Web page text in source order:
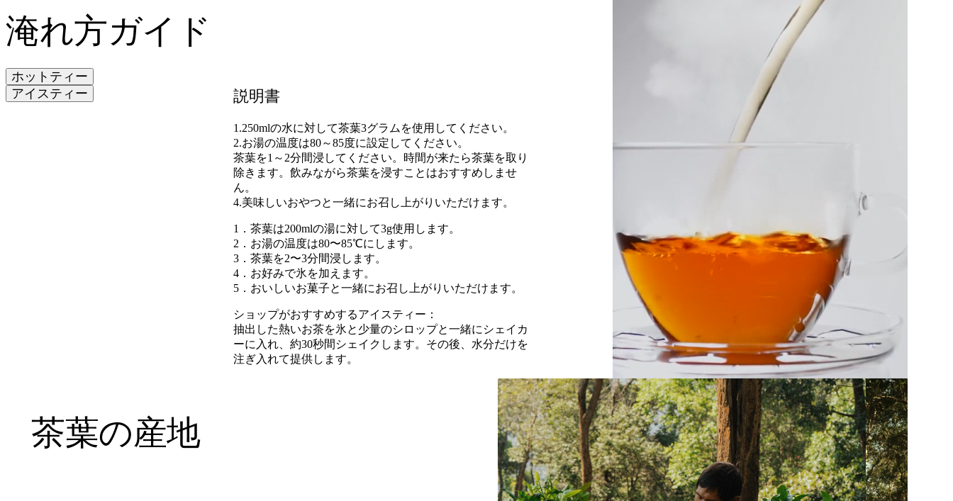
淹れ方ガイド
ホットティー
アイスティー
説明書
1.250mlの水に対して茶葉3グラムを使用してください。
2.お湯の温度は80～85度に設定してください。
茶葉を1～2分間浸してください。時間が来たら茶葉を取り
除きます。飲みながら茶葉を浸すことはおすすめしませ
ん。
4.美味しいおやつと一緒にお召し上がりいただけます。
1．茶葉は200mlの湯に対して3g使用します。
2．お湯の温度は80〜85℃にします。
3．茶葉を2〜3分間浸します。
4．お好みで氷を加えます。
5．おいしいお菓子と一緒にお召し上がりいただけます。
ショップがおすすめするアイスティー：
抽出した熱いお茶を氷と少量のシロップと一緒にシェイカ
ーに入れ、約30秒間シェイクします。その後、水分だけを
注ぎ入れて提供します。
茶葉の産地